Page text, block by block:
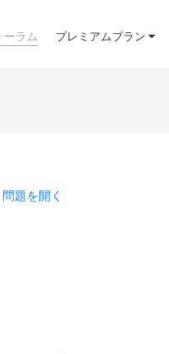
ーラム プレミアムプラン
問題を開く